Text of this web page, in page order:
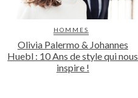
HOMMES
Olivia Palermo & Johannes
Huebl : 10 Ans de style qui nous
inspire !